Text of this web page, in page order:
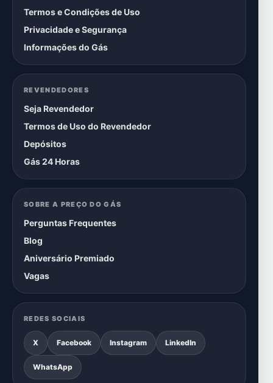
Termos e Condições de Uso
Privacidade e Segurança
Informações do Gás
REVENDEDORES
Seja Revendedor
Termos de Uso do Revendedor
Depósitos
Gás 24 Horas
SOBRE A PREÇO DO GÁS
Perguntas Frequentes
Blog
Aniversário Premiado
Vagas
REDES SOCIAIS
X Facebook Instagram LinkedIn
WhatsApp